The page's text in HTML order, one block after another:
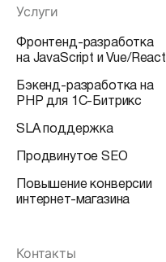
Услуги
Фронтенд-разработка
на JavaScript и Vue/React
Бэкенд-разработка на
PHP для 1С-Битрикс
SLA поддержка
Продвинутое SEO
Повышение конверсии
интернет-магазина
Контакты